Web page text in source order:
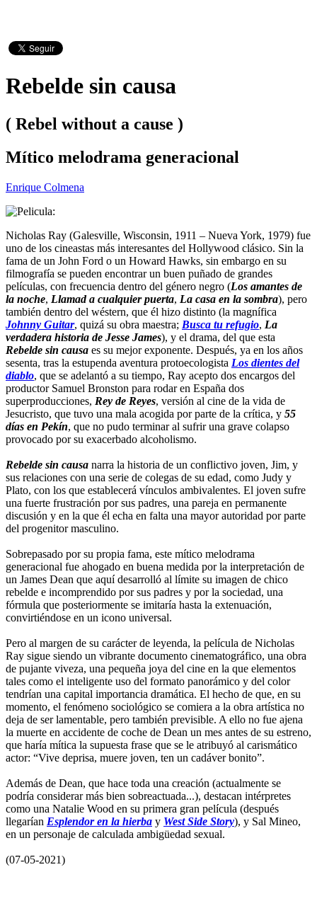
Rebelde sin causa
( Rebel without a cause )
Mítico melodrama generacional
Enrique Colmena
Nicholas Ray (Galesville, Wisconsin, 1911 – Nueva York, 1979) fue
uno de los cineastas más interesantes del Hollywood clásico. Sin la
fama de un John Ford o un Howard Hawks, sin embargo en su
filmografía se pueden encontrar un buen puñado de grandes
películas, con frecuencia dentro del género negro (Los amantes de
la noche, Llamad a cualquier puerta, La casa en la sombra), pero
también dentro del wéstern, que él hizo distinto (la magnífica
Johnny Guitar, quizá su obra maestra; Busca tu refugio, La
verdadera historia de Jesse James), y el drama, del que esta
Rebelde sin causa es su mejor exponente. Después, ya en los años
sesenta, tras la estupenda aventura protoecologista Los dientes del
diablo, que se adelantó a su tiempo, Ray acepto dos encargos del
productor Samuel Bronston para rodar en España dos
superproducciones, Rey de Reyes, versión al cine de la vida de
Jesucristo, que tuvo una mala acogida por parte de la crítica, y 55
días en Pekín, que no pudo terminar al sufrir una grave colapso
provocado por su exacerbado alcoholismo.
Rebelde sin causa narra la historia de un conflictivo joven, Jim, y
sus relaciones con una serie de colegas de su edad, como Judy y
Plato, con los que establecerá vínculos ambivalentes. El joven sufre
una fuerte frustración por sus padres, una pareja en permanente
discusión y en la que él echa en falta una mayor autoridad por parte
del progenitor masculino.
Sobrepasado por su propia fama, este mítico melodrama
generacional fue ahogado en buena medida por la interpretación de
un James Dean que aquí desarrolló al límite su imagen de chico
rebelde e incomprendido por sus padres y por la sociedad, una
fórmula que posteriormente se imitaría hasta la extenuación,
convirtiéndose en un icono universal.
Pero al margen de su carácter de leyenda, la película de Nicholas
Ray sigue siendo un vibrante documento cinematográfico, una obra
de pujante viveza, una pequeña joya del cine en la que elementos
tales como el inteligente uso del formato panorámico y del color
tendrían una capital importancia dramática. El hecho de que, en su
momento, el fenómeno sociológico se comiera a la obra artística no
deja de ser lamentable, pero también previsible. A ello no fue ajena
la muerte en accidente de coche de Dean un mes antes de su estreno,
que haría mítica la supuesta frase que se le atribuyó al carismático
actor: “Vive deprisa, muere joven, ten un cadáver bonito”.
Además de Dean, que hace toda una creación (actualmente se
podría considerar más bien sobreactuada...), destacan intérpretes
como una Natalie Wood en su primera gran película (después
llegarían Esplendor en la hierba y West Side Story), y Sal Mineo,
en un personaje de calculada ambigüedad sexual.
(07-05-2021)